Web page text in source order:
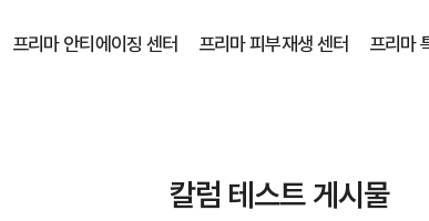
프리마 안티에이징 센터 프리마 피부재생 센터 프리마
칼럼 테스트 게시물